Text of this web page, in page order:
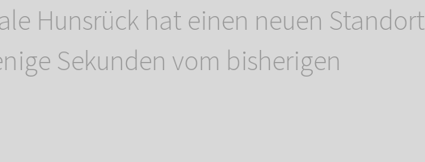
Hunsrück hat einen neuen Standort
Sekunden vom bisherigen